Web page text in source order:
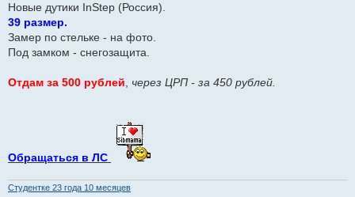
Новые дутики InStep (Россия).
39 размер.
Замер по стельке - на фото.
Под замком - снегозащита.
Отдам за 500 рублей, через ЦРП - за 450 рублей.
Обращаться в ЛС
Студентке 23 годa 10 месяцев